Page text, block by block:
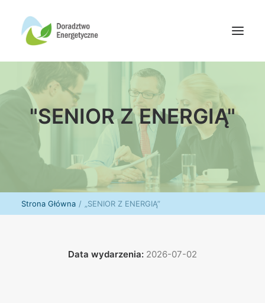
Oferta doradców
Aktualności
Wydarzenia
Oferta finansowania
Media
Wyszukiwanie
"SENIOR Z ENERGIĄ"
Strona Główna „SENIOR Z ENERGIĄ”
Data wydarzenia: 2026-07-02